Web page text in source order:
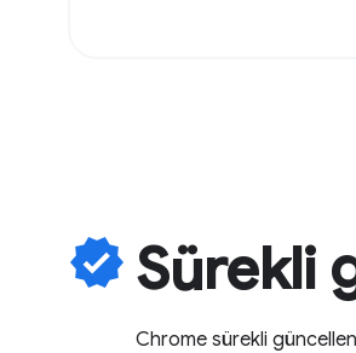
verified Sürekli
Chrome sürekli